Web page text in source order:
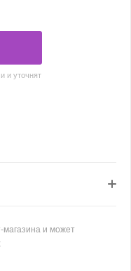
и уточнят
магазина и может